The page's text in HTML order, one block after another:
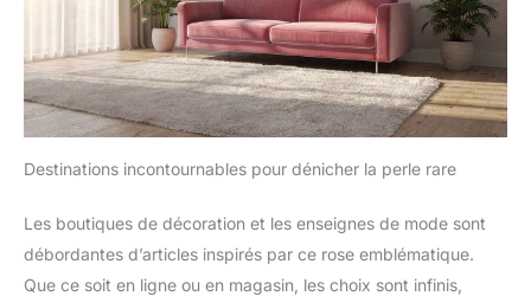
Destinations incontournables pour dénicher la perle rare
Les boutiques de décoration et les enseignes de mode sont
débordantes d’articles inspirés par ce rose emblématique.
Que ce soit en ligne ou en magasin, les choix sont infinis,